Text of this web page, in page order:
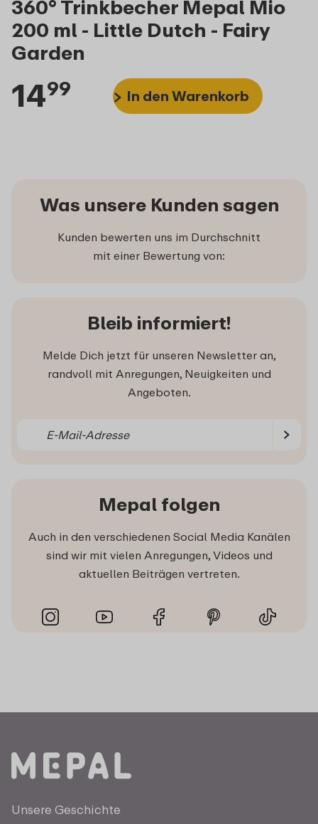
360° Trinkbecher Mepal Mio
200 ml - Little Dutch - Fairy
Garden
1499 In den Warenkorb
Was unsere Kunden sagen
Kunden bewerten uns im Durchschnitt
mit einer Bewertung von:
Bleib informiert!
Melde Dich jetzt für unseren Newsletter an,
randvoll mit Anregungen, Neuigkeiten und
Angeboten.
Mepal folgen
Auch in den verschiedenen Social Media Kanälen
sind wir mit vielen Anregungen, Videos und
aktuellen Beiträgen vertreten.
Unsere Geschichte